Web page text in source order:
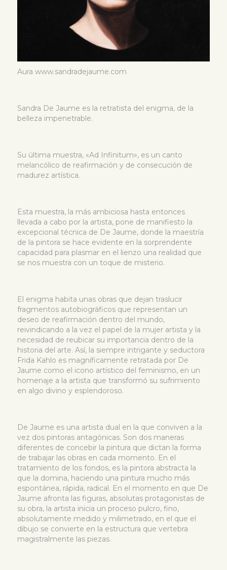
Aura www.sandradejaume.com
Sandra De Jaume es la retratista del enigma, de la
belleza impenetrable.
Su última muestra, «Ad Infinitum», es un canto
melancólico de reafirmación y de consecución de
madurez artística.
Esta muestra, la más ambiciosa hasta entonces
llevada a cabo por la artista, pone de manifiesto la
excepcional técnica de De Jaume, donde la maestría
de la pintora se hace evidente en la sorprendente
capacidad para plasmar en el lienzo una realidad que
se nos muestra con un toque de misterio.
El enigma habita unas obras que dejan traslucir
fragmentos autobiográficos que representan un
deseo de reafirmación dentro del mundo,
reivindicando a la vez el papel de la mujer artista y la
necesidad de reubicar su importancia dentro de la
historia del arte. Así, la siempre intrigante y seductora
Frida Kahlo es magníficamente retratada por De
Jaume como el icono artístico del feminismo, en un
homenaje a la artista que transformó su sufrimiento
en algo divino y esplendoroso.
De Jaume es una artista dual en la que conviven a la
vez dos pintoras antagónicas. Son dos maneras
diferentes de concebir la pintura que dictan la forma
de trabajar las obras en cada momento. En el
tratamiento de los fondos, es la pintora abstracta la
que la domina, haciendo una pintura mucho más
espontánea, rápida, radical. En el momento en que De
Jaume afronta las figuras, absolutas protagonistas de
su obra, la artista inicia un proceso pulcro, fino,
absolutamente medido y milimetrado, en el que el
dibujo se convierte en la estructura que vertebra
magistralmente las piezas.